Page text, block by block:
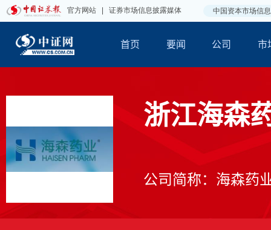
首页 要闻 公司 市
浙江海森
公司简称：海森药